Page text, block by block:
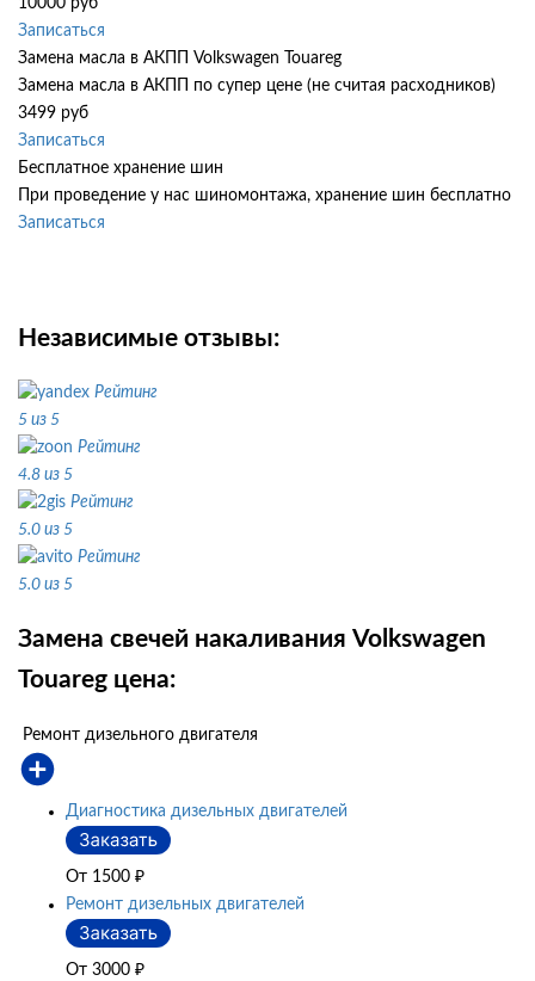
10000 руб
Записаться
Замена масла в АКПП Volkswagen Touareg
Замена масла в АКПП по супер цене (не считая расходников)
3499 руб
Записаться
Бесплатное хранение шин
При проведение у нас шиномонтажа, хранение шин бесплатно
Записаться
Независимые отзывы:
Рейтинг
5 из 5
Рейтинг
4.8 из 5
Рейтинг
5.0 из 5
Рейтинг
5.0 из 5
Замена свечей накаливания Volkswagen
Touareg цена:
Ремонт дизельного двигателя
Диагностика дизельных двигателей
От 1500 ₽
Ремонт дизельных двигателей
От 3000 ₽